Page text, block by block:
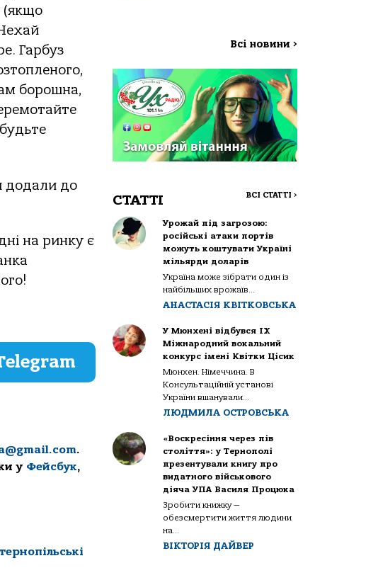
(якщо
Гарбуз
борошна,
додали до
на ринку є
.
у Фейсбук,
Всі новини >
СТАТТІ ВСІ СТАТТІ >
Урожай під загрозою:
російські атаки портів
можуть коштувати Україні
мільярди доларів
Україна може зібрати один із
найбільших врожаїв...
АНАСТАСІЯ КВІТКОВСЬКА
У Мюнхені відбувся IX
Міжнародний вокальний
конкурс імені Квітки Цісик
Мюнхен. Німеччина. В
Консультаційній установі
України вшанували...
ЛЮДМИЛА ОСТРОВСЬКА
«Воскресіння через пів
століття»: у Тернополі
презентували книгу про
видатного військового
діяча УПА Василя Процюка
Зробити книжку —
обезсмертити життя людини
на...
ВІКТОРІЯ ДАЙВЕР